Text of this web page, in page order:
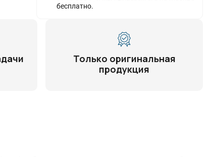
бесплатно.
Только оригинальная
продукция